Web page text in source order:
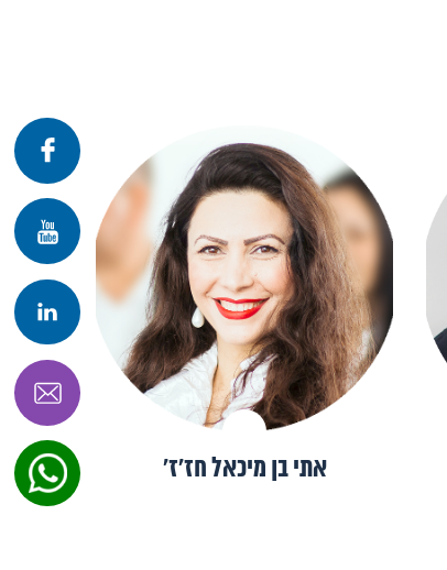
פרונטלי זום
אתי בן מיכאל חז׳ז׳